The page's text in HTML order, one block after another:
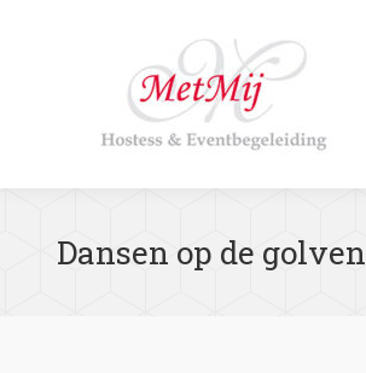
Dansen op de golven